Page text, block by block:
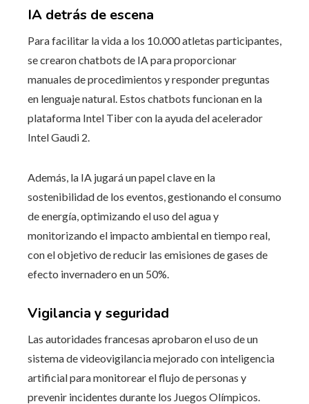
IA detrás de escena
Para facilitar la vida a los 10.000 atletas participantes,
se crearon chatbots de IA para proporcionar
manuales de procedimientos y responder preguntas
en lenguaje natural. Estos chatbots funcionan en la
plataforma Intel Tiber con la ayuda del acelerador
Intel Gaudi 2.
Además, la IA jugará un papel clave en la
sostenibilidad de los eventos, gestionando el consumo
de energía, optimizando el uso del agua y
monitorizando el impacto ambiental en tiempo real,
con el objetivo de reducir las emisiones de gases de
efecto invernadero en un 50%.
Vigilancia y seguridad
Las autoridades francesas aprobaron el uso de un
sistema de videovigilancia mejorado con inteligencia
artificial para monitorear el flujo de personas y
prevenir incidentes durante los Juegos Olímpicos.